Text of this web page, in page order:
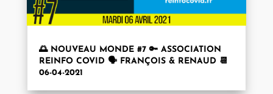
🌅 NOUVEAU MONDE #7 🔑 ASSOCIATION
REINFO COVID 🗣 FRANÇOIS & RENAUD 📆
06-04-2021